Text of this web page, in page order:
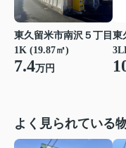
東久留米市南沢５丁目
1K (19.87㎡)
7.4万円
東
よく見られている